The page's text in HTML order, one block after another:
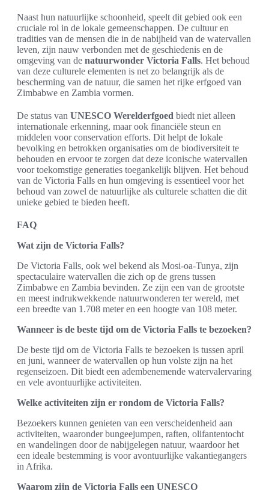
Naast hun natuurlijke schoonheid, speelt dit gebied ook een
cruciale rol in de lokale gemeenschappen. De cultuur en
tradities van de mensen die in de nabijheid van de watervallen
leven, zijn nauw verbonden met de geschiedenis en de
omgeving van de natuurwonder Victoria Falls. Het behoud
van deze culturele elementen is net zo belangrijk als de
bescherming van de natuur, die samen het rijke erfgoed van
Zimbabwe en Zambia vormen.
De status van UNESCO Werelderfgoed biedt niet alleen
internationale erkenning, maar ook financiële steun en
middelen voor conservation efforts. Dit helpt de lokale
bevolking en betrokken organisaties om de biodiversiteit te
behouden en ervoor te zorgen dat deze iconische watervallen
voor toekomstige generaties toegankelijk blijven. Het behoud
van de Victoria Falls en hun omgeving is essentieel voor het
behoud van zowel de natuurlijke als culturele schatten die dit
unieke gebied te bieden heeft.
FAQ
Wat zijn de Victoria Falls?
De Victoria Falls, ook wel bekend als Mosi-oa-Tunya, zijn
spectaculaire watervallen die zich op de grens tussen
Zimbabwe en Zambia bevinden. Ze zijn een van de grootste
en meest indrukwekkende natuurwonderen ter wereld, met
een breedte van 1.708 meter en een hoogte van 108 meter.
Wanneer is de beste tijd om de Victoria Falls te bezoeken?
De beste tijd om de Victoria Falls te bezoeken is tussen april
en juni, wanneer de watervallen op hun volste zijn na het
regenseizoen. Dit biedt een adembenemende watervalervaring
en vele avontuurlijke activiteiten.
Welke activiteiten zijn er rondom de Victoria Falls?
Bezoekers kunnen genieten van een verscheidenheid aan
activiteiten, waaronder bungeejumpen, raften, olifantentocht
en wandelingen door de nabijgelegen natuur, waardoor het
een ideale bestemming is voor avontuurlijke vakantiegangers
in Afrika.
Waarom zijn de Victoria Falls een UNESCO